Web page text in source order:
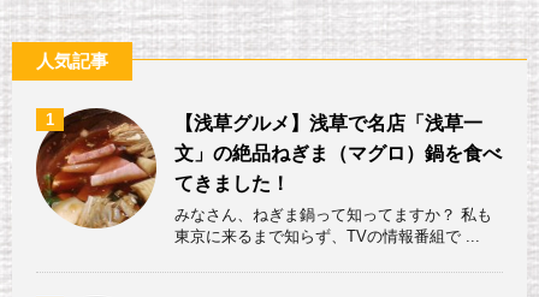
人気記事
1
【浅草グルメ】浅草で名店「浅草一
文」の絶品ねぎま（マグロ）鍋を食べ
てきました！
みなさん、ねぎま鍋って知ってますか？ 私も
東京に来るまで知らず、TVの情報番組で ...